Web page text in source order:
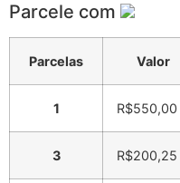
Parcele com
Parcelas Valor
1 R$550,00
3 R$200,25